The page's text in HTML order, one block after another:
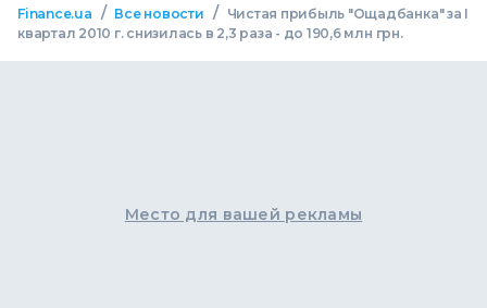
Finance.ua / Все новости /
Чистая прибыль "Ощадбанка" за I
квартал 2010 г. снизилась в 2,3 раза - до 190,6 млн грн.
Место для вашей рекламы